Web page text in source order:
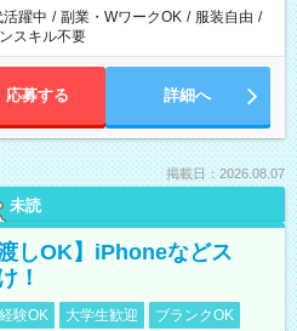
躍中 / 副業・WワークOK / 服装自由 /
スキル不要
応募する 詳細へ
掲載日：2026.08.07
未読
しOK】iPhoneなどス
！
験OK 大学生歓迎 ブランクOK